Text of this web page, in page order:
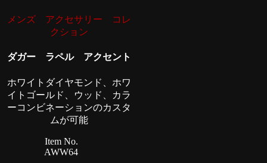
メンズ アクセサリー コレ
クション
ダガー ラペル アクセント
ホワイトダイヤモンド、ホワ
イトゴールド、ウッド、カラ
ーコンビネーションのカスタ
ムが可能
Item No.
AWW64